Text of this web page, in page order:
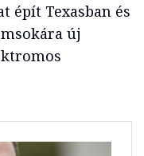
épít Texasban és
új